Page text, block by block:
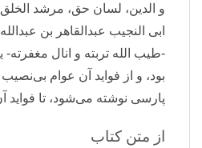
و الدین، لسان حق، مرشد
ابی النجیب عبدالقاهر بن
-طیب الله تربته و انال
بود، و از فواید آن عوام بی‌نصیب
پارسی نوشته می‌شود، تا فواید
از متن کتاب